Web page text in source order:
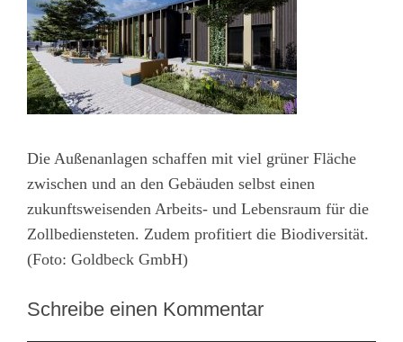
Die Außenanlagen schaffen mit viel grüner Fläche
zwischen und an den Gebäuden selbst einen
zukunftsweisenden Arbeits- und Lebensraum für die
Zollbediensteten. Zudem profitiert die Biodiversität.
(Foto: Goldbeck GmbH)
Schreibe einen Kommentar